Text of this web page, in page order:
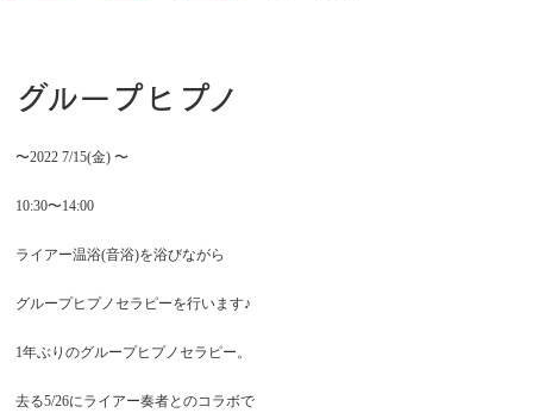
グループヒプノ
〜2022 7/15(金) 〜
10:30〜14:00
ライアー温浴(音浴)を浴びながら
グループヒプノセラピーを行います♪
1年ぶりのグループヒプノセラピー。
去る5/26にライアー奏者とのコラボで